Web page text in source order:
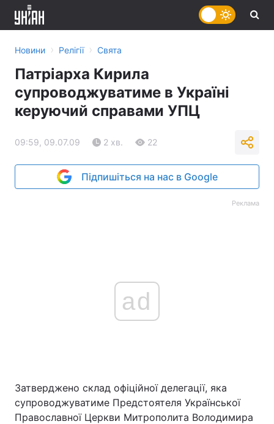
Новини › Релігії › Свята
Патріарха Кирила
супроводжуватиме в Україні
керуючий справами УПЦ
09:59, 09.07.09 2 хв. 22
Підпишіться на нас в Google
Реклама
ad
Затверджено склад офіційної делегації, яка
супроводжуватиме Предстоятеля Української
Православної Церкви Митрополита Володимира